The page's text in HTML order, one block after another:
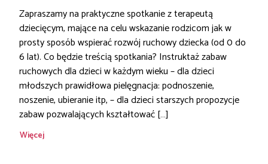
Zapraszamy na praktyczne spotkanie z terapeutą
dziecięcym, mające na celu wskazanie rodzicom jak w
prosty sposób wspierać rozwój ruchowy dziecka (od 0 do
6 lat). Co będzie treścią spotkania? Instruktaż zabaw
ruchowych dla dzieci w każdym wieku – dla dzieci
młodszych prawidłowa pielęgnacja: podnoszenie,
noszenie, ubieranie itp, – dla dzieci starszych propozycje
zabaw pozwalających kształtować […]
Więcej